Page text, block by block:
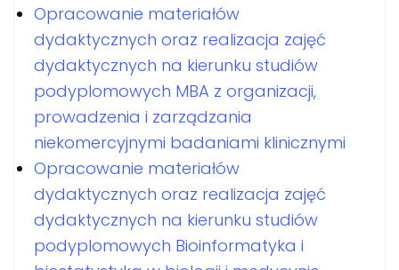
Opracowanie materiałów
dydaktycznych oraz realizacja zajęć
dydaktycznych na kierunku studiów
podyplomowych MBA z organizacji,
prowadzenia i zarządzania
niekomercyjnymi badaniami klinicznymi
Opracowanie materiałów
dydaktycznych oraz realizacja zajęć
dydaktycznych na kierunku studiów
podyplomowych Bioinformatyka i